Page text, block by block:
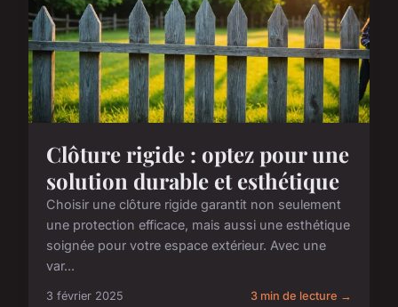
Clôture rigide : optez pour une
solution durable et esthétique
Choisir une clôture rigide garantit non seulement
une protection efficace, mais aussi une esthétique
soignée pour votre espace extérieur. Avec une
var...
3 février 2025 3 min de lecture →